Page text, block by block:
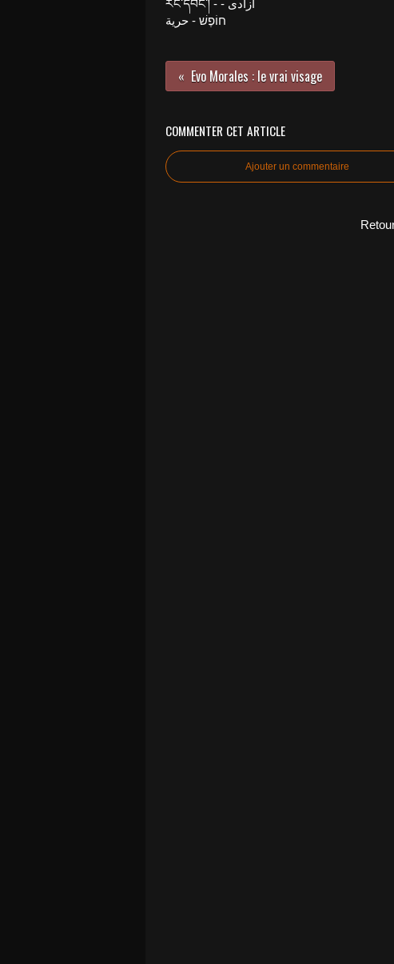
རང་དབང་། - آزادی -
חוֹפֶשׁ - حرية
Evo Morales : le vrai visage
COMMENTER CET ARTICLE
Ajouter un commentaire